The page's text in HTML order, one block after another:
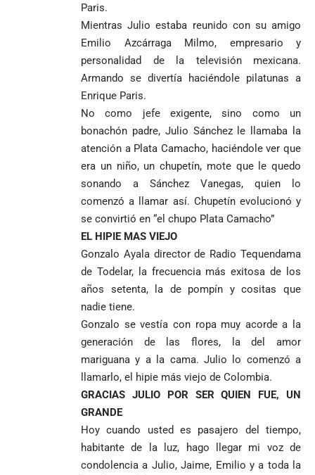
Paris.
Mientras Julio estaba reunido con su amigo
Emilio Azcárraga Milmo, empresario y
personalidad de la televisión mexicana.
Armando se divertía haciéndole pilatunas a
Enrique Paris.
No como jefe exigente, sino como un
bonachón padre, Julio Sánchez le llamaba la
atención a Plata Camacho, haciéndole ver que
era un niño, un chupetín, mote que le quedo
sonando a Sánchez Vanegas, quien lo
comenzó a llamar así. Chupetín evolucionó y
se convirtió en “el chupo Plata Camacho”
EL HIPIE MAS VIEJO
Gonzalo Ayala director de Radio Tequendama
de Todelar, la frecuencia más exitosa de los
años setenta, la de pompín y cositas que
nadie tiene.
Gonzalo se vestía con ropa muy acorde a la
generación de las flores, la del amor
mariguana y a la cama. Julio lo comenzó a
llamarlo, el hipie más viejo de Colombia.
GRACIAS JULIO POR SER QUIEN FUE, UN
GRANDE
Hoy cuando usted es pasajero del tiempo,
habitante de la luz, hago llegar mi voz de
condolencia a Julio, Jaime, Emilio y a toda la